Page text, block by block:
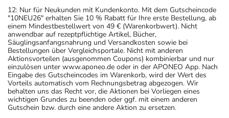
12: Nur für Neukunden mit Kundenkonto. Mit dem Gutscheincode
"10NEU26" erhalten Sie 10 % Rabatt für Ihre erste Bestellung, ab
einem Mindestbestellwert von 49 € (Warenkorbwert). Nicht
anwendbar auf rezeptpflichtige Artikel, Bücher,
Säuglingsanfangsnahrung und Versandkosten sowie bei
Bestellungen über Vergleichsportale. Nicht mit anderen
Aktionsvorteilen (ausgenommen Coupons) kombinierbar und nur
einzulösen unter www.aponeo.de oder in der APONEO App. Nach
Eingabe des Gutscheincodes im Warenkorb, wird der Wert des
Vorteils automatisch vom Rechnungsbetrag abgezogen. Wir
behalten uns das Recht vor, die Aktionen bei Vorliegen eines
wichtigen Grundes zu beenden oder ggf. mit einem anderen
Gutschein bzw. durch eine andere Aktion zu ersetzen.